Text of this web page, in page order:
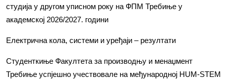
студија у другом уписном року на ФПМ Требиње у
академској 2026/2027. години
Електрична кола, системи и уређаји – резултати
Студенткиње Факултета за производњу и менаџмент
Требиње успјешно учествовале на међународној HUM-STEM